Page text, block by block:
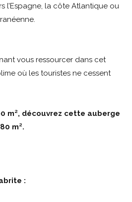
l’Espagne, la côte Atlantique ou
vous ressourcer dans cet
où les touristes ne cessent
m², découvrez cette auberge
m².
: